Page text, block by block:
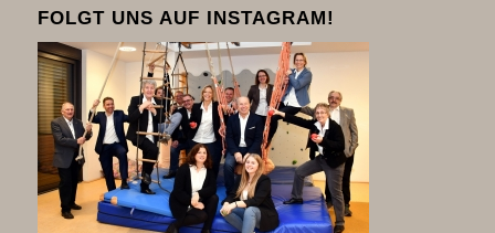
FOLGT UNS AUF INSTAGRAM!